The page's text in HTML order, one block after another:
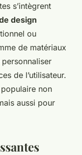
s’intègrent
design
ou
de matériaux
de l’utilisateur.
non
aussi pour